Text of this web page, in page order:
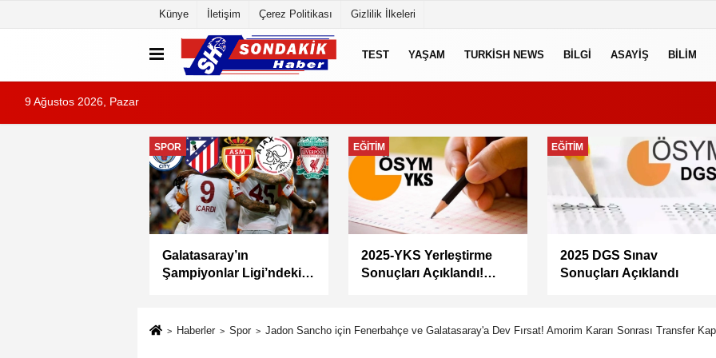
Künye İletişim Çerez Politikası Gizlilik İlkeleri
TEST YAŞAM TURKISH NEWS BILGI ASAYIŞ BILIM
9 Ağustos 2026, Pazar
EĞITIM
Yabancı öğrenciler için
Türkçe öğretiminde yeni
EKONOMI
Memur maaşları artacak
mı? Memur-Sen Başkanı
önerisi
GÜNCEL
Doğacan Taşpınar neden
öldü, kimdir, evli mi?
kaybetti
Haberler Spor Jadon Sancho için Fenerbahçe ve Galatasaray'a Dev Fırsat! Amorim Kararı Sonrası Transfer